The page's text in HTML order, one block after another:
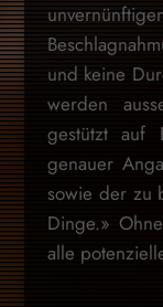
und keine
werden
gestützt auf
genauer
sowie der zu
Dinge.»
alle